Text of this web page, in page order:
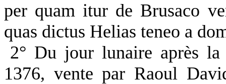
per quam itur de Brusaco
quas dictus Helias teneo a
2° Du jour lunaire après
1376, vente par Raoul